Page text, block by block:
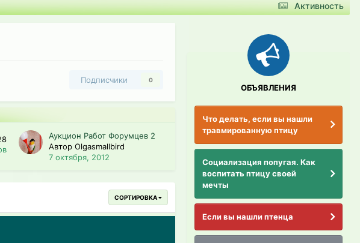
Активность
Подписчики 0
Аукцион Работ Форумцев 2
Автор Olgasmallbird
7 октября, 2012
СОРТИРОВКА
ОБЪЯВЛЕНИЯ
Что делать, если вы нашли
травмированную птицу
Социализация попугая. Как
воспитать птицу своей
мечты
Если вы нашли птенца